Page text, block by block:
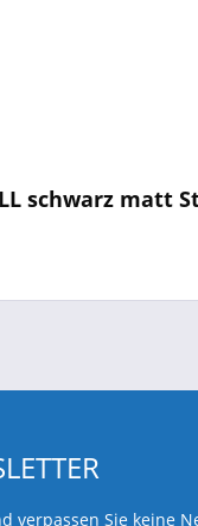
schwarz matt
verpassen Sie keine